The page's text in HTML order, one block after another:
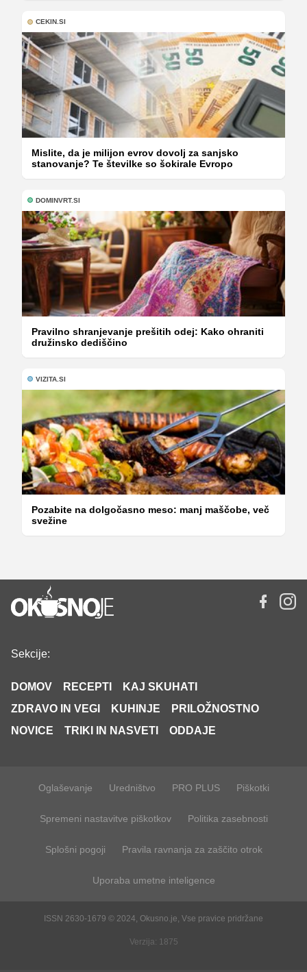
CEKIN.SI
Mislite, da je milijon evrov dovolj za sanjsko
stanovanje? Te številke so šokirale Evropo
DOMINVRT.SI
Pravilno shranjevanje prešitih odej: Kako ohraniti
družinsko dediščino
VIZITA.SI
Pozabite na dolgočasno meso: manj maščobe, več
svežine
Sekcije:
DOMOV RECEPTI
KAJ SKUHATI
ZDRAVO IN VEGI
KUHINJE
PRILOŽNOSTNO
NOVICE
TRIKI IN NASVETI ODDAJE
Oglaševanje Uredništvo PRO PLUS Piškotki
Spremeni nastavitve piškotkov Politika zasebnosti
Splošni pogoji Pravila ravnanja za zaščito otrok
Uporaba umetne inteligence
ISSN 2630-1679 © 2024, Okusno.je, Vse pravice pridržane
Verzija: 1875